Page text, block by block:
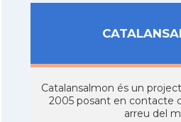
Catalansalmon és un
2005 posant en contacte
arreu del